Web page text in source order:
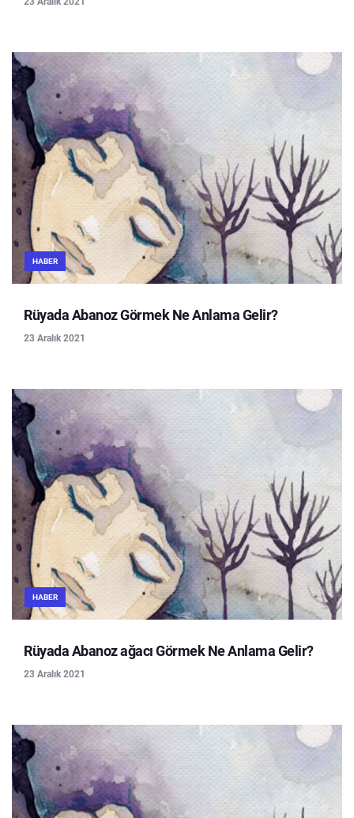
HABER
Rüyada Abanoz Görmek Ne Anlama Gelir?
23 Aralık 2021
HABER
Rüyada Abanoz ağacı Görmek Ne Anlama Gelir?
23 Aralık 2021